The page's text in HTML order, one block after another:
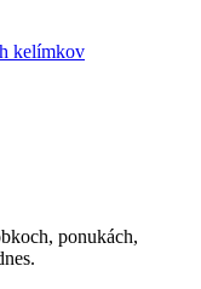
kelímkov
ponukách,